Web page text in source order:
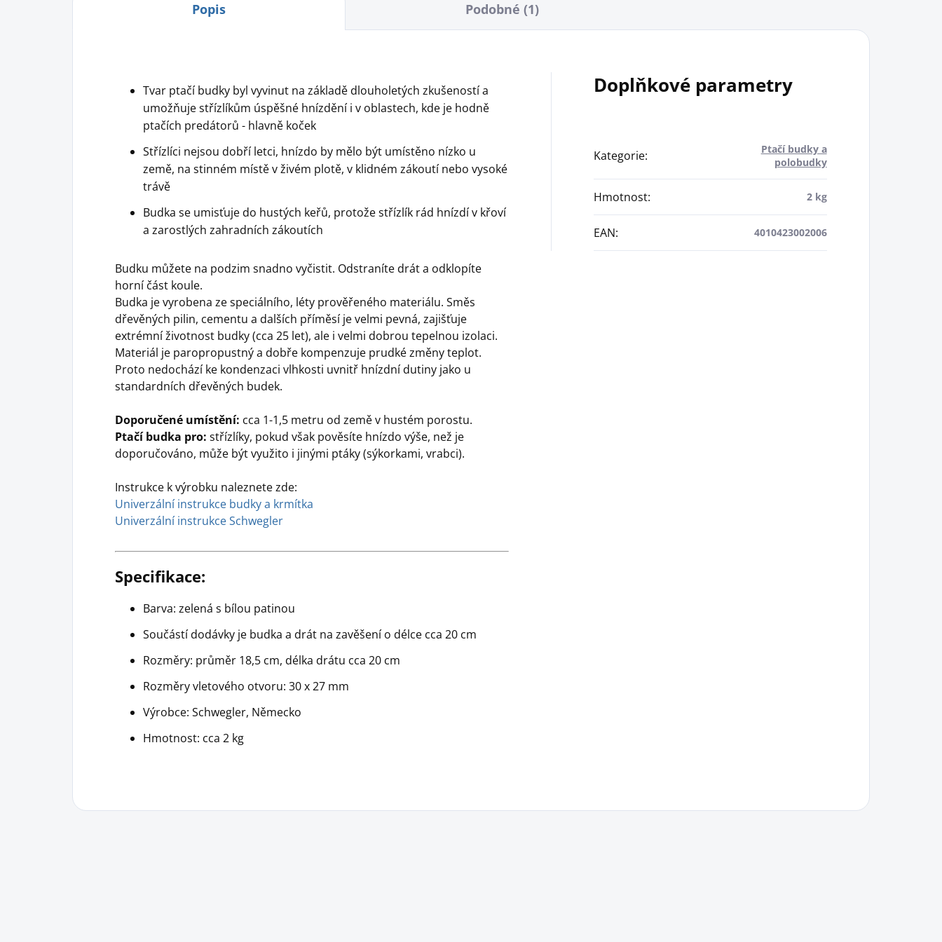
Popis Podobné (1)
Tvar ptačí budky byl vyvinut na základě dlouholetých zkušeností a
umožňuje střízlíkům úspěšné hnízdění i v oblastech, kde je hodně
ptačích predátorů - hlavně koček
Střízlíci nejsou dobří letci, hnízdo by mělo být umístěno nízko u
země, na stinném místě v živém plotě, v klidném zákoutí nebo vysoké
trávě
Budka se umisťuje do hustých keřů, protože střízlík rád hnízdí v křoví
a zarostlých zahradních zákoutích
Budku můžete na podzim snadno vyčistit. Odstraníte drát a odklopíte
horní část koule.
Budka je vyrobena ze speciálního, léty prověřeného materiálu. Směs
dřevěných pilin, cementu a dalších příměsí je velmi pevná, zajišťuje
extrémní životnost budky (cca 25 let), ale i velmi dobrou tepelnou izolaci.
Materiál je paropropustný a dobře kompenzuje prudké změny teplot.
Proto nedochází ke kondenzaci vlhkosti uvnitř hnízdní dutiny jako u
standardních dřevěných budek.
Doporučené umístění: cca 1-1,5 metru od země v hustém porostu.
Ptačí budka pro: střízlíky, pokud však pověsíte hnízdo výše, než je
doporučováno, může být využito i jinými ptáky (sýkorkami, vrabci).
Instrukce k výrobku naleznete zde:
Univerzální instrukce budky a krmítka
Univerzální instrukce Schwegler
Specifikace:
Barva: zelená s bílou patinou
Součástí dodávky je budka a drát na zavěšení o délce cca 20 cm
Rozměry: průměr 18,5 cm, délka drátu cca 20 cm
Rozměry vletového otvoru: 30 x 27 mm
Výrobce: Schwegler, Německo
Hmotnost: cca 2 kg
Doplňkové parametry
Kategorie:
Ptačí budky a
polobudky
Hmotnost: 2 kg
EAN: 4010423002006